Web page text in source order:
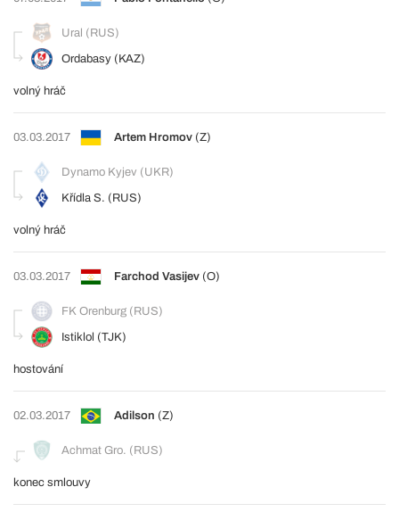
Ural (RUS)
Ordabasy (KAZ)
volný hráč
03.03.2017 Artem Hromov (Z)
Dynamo Kyjev (UKR)
Křídla S. (RUS)
volný hráč
03.03.2017 Farchod Vasijev (O)
FK Orenburg (RUS)
Istiklol (TJK)
hostování
02.03.2017 Adilson (Z)
Achmat Gro. (RUS)
konec smlouvy